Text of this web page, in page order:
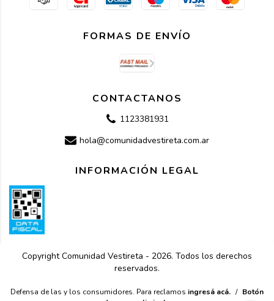
FORMAS DE ENVÍO
CONTACTANOS
1123381931
hola@comunidadvestireta.com.ar
INFORMACIÓN LEGAL
Copyright Comunidad Vestireta - 2026. Todos los derechos
reservados.
Defensa de las y los consumidores. Para reclamos ingresá acá. / Botón